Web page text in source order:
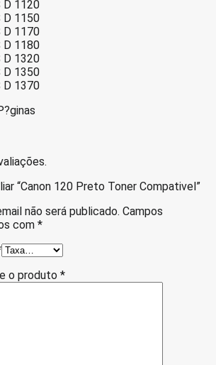
D 1120
D 1150
D 1170
D 1180
D 1320
D 1350
D 1370
“Canon 120 Preto Toner Compativel”
não será publicado. Campos
com *
o produto *